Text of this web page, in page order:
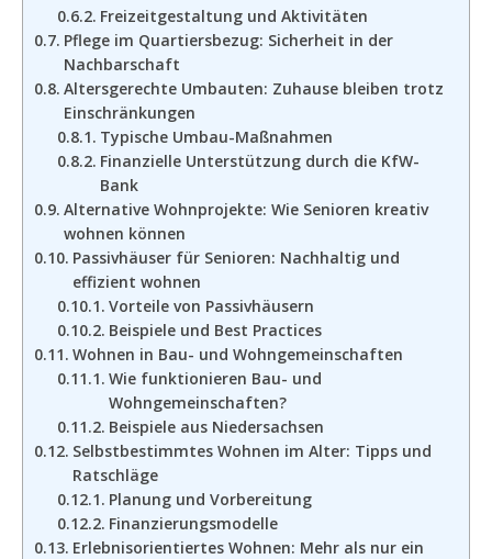
Freizeitgestaltung und Aktivitäten
Pflege im Quartiersbezug: Sicherheit in der
Nachbarschaft
Altersgerechte Umbauten: Zuhause bleiben trotz
Einschränkungen
Typische Umbau-Maßnahmen
Finanzielle Unterstützung durch die KfW-
Bank
Alternative Wohnprojekte: Wie Senioren kreativ
wohnen können
Passivhäuser für Senioren: Nachhaltig und
effizient wohnen
Vorteile von Passivhäusern
Beispiele und Best Practices
Wohnen in Bau- und Wohngemeinschaften
Wie funktionieren Bau- und
Wohngemeinschaften?
Beispiele aus Niedersachsen
Selbstbestimmtes Wohnen im Alter: Tipps und
Ratschläge
Planung und Vorbereitung
Finanzierungsmodelle
Erlebnisorientiertes Wohnen: Mehr als nur ein